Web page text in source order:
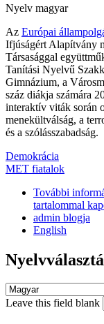
Nyelv magyar
Az Európai
Ifjúságért Alapítvány
Társasággal
Tanítási Nyelvű
Gimnázium, a
száz diákja számára
interaktív viták során
menekültválság, a
és a szólásszabadság.
Demokrácia
MET fiatalok
További
tartalommal
admin blogja
English
Leave this field blank